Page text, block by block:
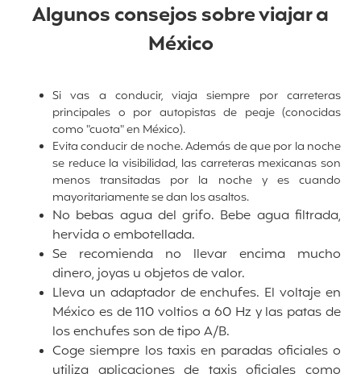
Algunos consejos sobre viajar a
México
Si vas a conducir, viaja siempre por carreteras
principales o por autopistas de peaje (conocidas
como "cuota" en México).
Evita conducir de noche. Además de que por la noche
se reduce la visibilidad, las carreteras mexicanas son
menos transitadas por la noche y es cuando
mayoritariamente se dan los asaltos.
No bebas agua del grifo. Bebe agua filtrada,
hervida o embotellada.
Se recomienda no llevar encima mucho
dinero, joyas u objetos de valor.
Lleva un adaptador de enchufes. El voltaje en
México es de 110 voltios a 60 Hz y las patas de
los enchufes son de tipo A/B.
Coge siempre los taxis en paradas oficiales o